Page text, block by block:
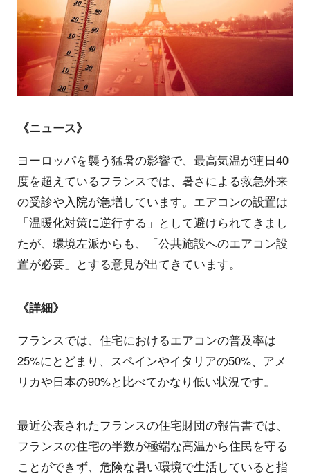
《ニュース》
ヨーロッパを襲う猛暑の影響で、最高気温が連日40
度を超えているフランスでは、暑さによる救急外来
の受診や入院が急増しています。エアコンの設置は
「温暖化対策に逆行する」として避けられてきまし
たが、環境左派からも、「公共施設へのエアコン設
置が必要」とする意見が出てきています。
《詳細》
フランスでは、住宅におけるエアコンの普及率は
25%にとどまり、スペインやイタリアの50%、アメ
リカや日本の90%と比べてかなり低い状況です。
最近公表されたフランスの住宅財団の報告書では、
フランスの住宅の半数が極端な高温から住民を守る
ことができず、危険な暑い環境で生活していると指